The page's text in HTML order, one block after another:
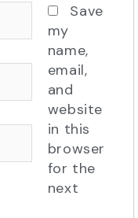
Save
my
name,
email,
and
website
in this
browser
for the
next